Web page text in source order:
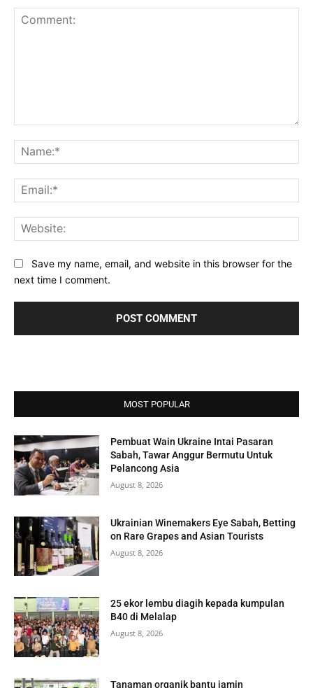
Save my name, email, and website in this browser for the
next time I comment.
MOST POPULAR
Pembuat Wain Ukraine Intai Pasaran
Sabah, Tawar Anggur Bermutu Untuk
Pelancong Asia
August 8, 2026
Ukrainian Winemakers Eye Sabah, Betting
on Rare Grapes and Asian Tourists
August 8, 2026
25 ekor lembu diagih kepada kumpulan
B40 di Melalap
August 8, 2026
Tanaman organik bantu jamin